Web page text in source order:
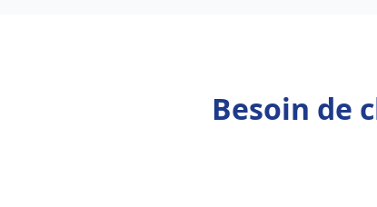
Besoin de